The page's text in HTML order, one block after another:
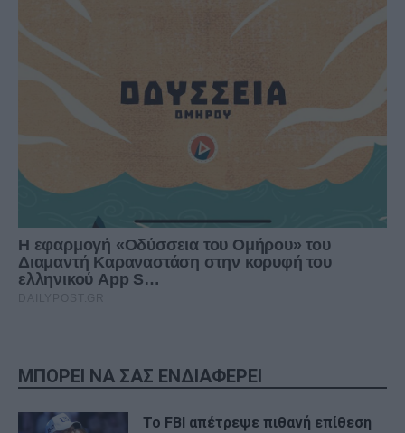
ΜΠΟΡΕΙ ΝΑ ΣΑΣ ΕΝΔΙΑΦΕΡΕΙ
Το FBI απέτρεψε πιθανή επίθεση